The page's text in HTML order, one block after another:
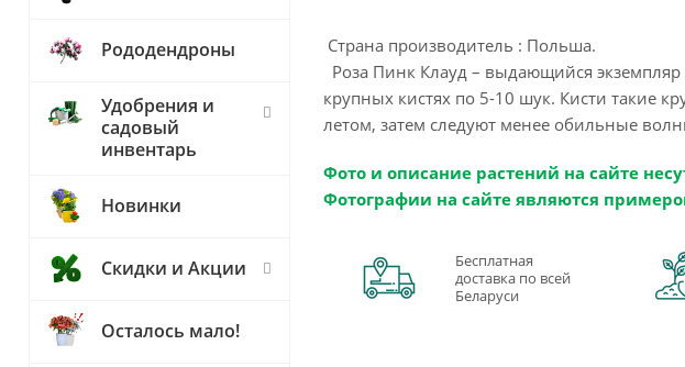
Страна производитель : Польша.
Роза Пинк Клауд – выдающийся
крупных кистях по 5-10 шук. Кисти такие
летом, затем следуют менее обильные
Фото и описание растений на сайте
Фотографии на сайте являются
Бесплатная
доставка по всей
Беларуси
Рододендроны
Удобрения и
садовый
инвентарь
Новинки
Скидки и Акции
Осталось мало!